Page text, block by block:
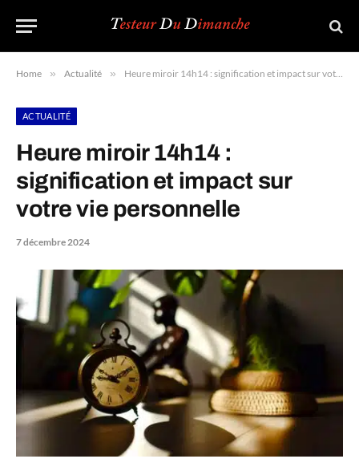
Home » Actualité » Heure miroir 14h14 : signification et impact sur votre vie personnelle
ACTUALITÉ
Heure miroir 14h14 :
signification et impact sur
votre vie personnelle
7 décembre 2024